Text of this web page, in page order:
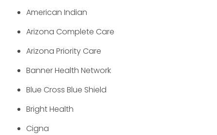
American Indian
Arizona Complete Care
Arizona Priority Care
Banner Health Network
Blue Cross Blue Shield
Bright Health
Cigna